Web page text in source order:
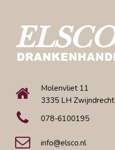
Molenvliet 11
3335 LH Zwijndrecht
078-6100195
info@elsco.nl